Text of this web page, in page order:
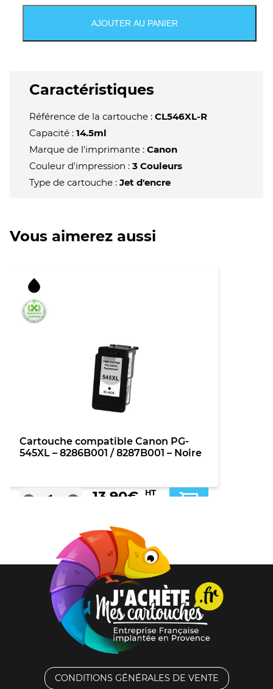
compatible
Canon
/
8289B001
Couleur
AJOUTER AU PANIER
Caractéristiques
Référence de la cartouche : CL546XL-R
Capacité : 14.5ml
Marque de l'imprimante : Canon
Couleur d'impression : 3 Couleurs
Type de cartouche : Jet d'encre
Vous aimerez aussi
Cartouche compatible Canon PG-
545XL – 8286B001 / 8287B001 – Noire
13,90€
HT
CONDITIONS GÉNÉRALES DE VENTE